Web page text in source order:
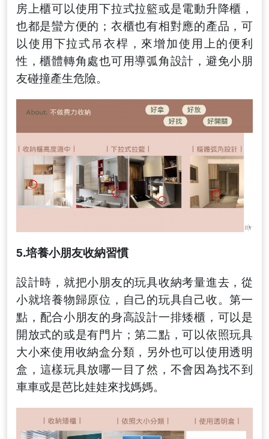
房上櫃可以使用下拉式拉籃或是電動升降櫃 ，
也都是蠻方便的；衣櫃也有相對應的產品 ，可
以使用下拉式吊衣桿 ， 來增加使用上的便利
性 ，櫃體轉角處也可用導弧角設計，避免小朋
友碰撞產生危險。
5.培養小朋友收納習慣
設計時 ， 就把小朋友的玩具收納考量進去 ，從
小就培養物歸原位 ， 自己的玩具自己收。第一
點 ， 配合小朋友的身高設計一排矮櫃 ， 可以是
開放式的或是有門片；第二點 ，可以依照玩具
大小來使用收納盒分類 ， 另外也可以使用透明
盒 ， 這樣玩具放哪一目了然 ， 不會因為找不到
車車或是芭比娃娃來找媽媽。